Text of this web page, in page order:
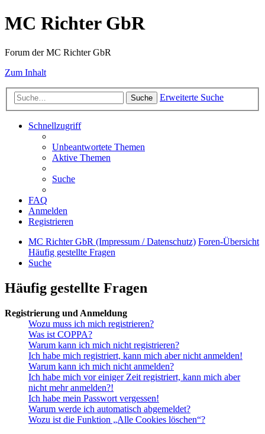
MC Richter GbR
Forum der MC Richter GbR
Zum Inhalt
Suche Erweiterte Suche
Schnellzugriff
Unbeantwortete Themen
Aktive Themen
Suche
FAQ
Anmelden
Registrieren
MC Richter GbR (Impressum / Datenschutz) Foren-Übersicht
Häufig gestellte Fragen
Suche
Häufig gestellte Fragen
Registrierung und Anmeldung
Wozu muss ich mich registrieren?
Was ist COPPA?
Warum kann ich mich nicht registrieren?
Ich habe mich registriert, kann mich aber nicht anmelden!
Warum kann ich mich nicht anmelden?
Ich habe mich vor einiger Zeit registriert, kann mich aber
nicht mehr anmelden?!
Ich habe mein Passwort vergessen!
Warum werde ich automatisch abgemeldet?
Wozu ist die Funktion „Alle Cookies löschen“?